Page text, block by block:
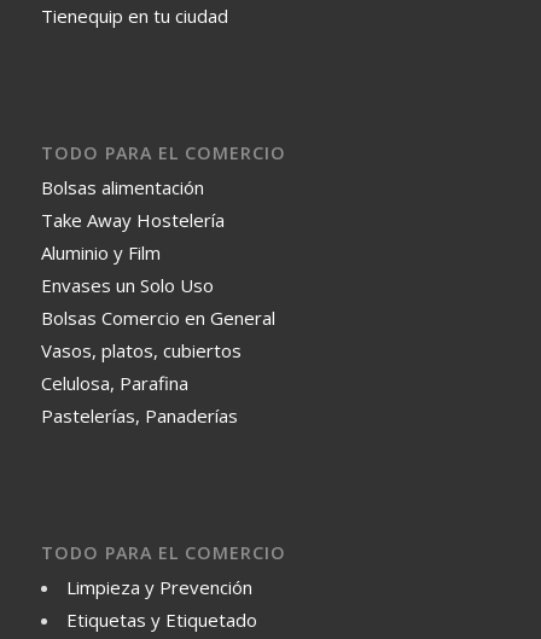
Tienequip en tu ciudad
TODO PARA EL COMERCIO
Bolsas alimentación
Take Away Hostelería
Aluminio y Film
Envases un Solo Uso
Bolsas Comercio en General
Vasos, platos, cubiertos
Celulosa, Parafina
Pastelerías, Panaderías
TODO PARA EL COMERCIO
Limpieza y Prevención
Etiquetas y Etiquetado